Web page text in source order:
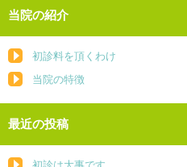
当院の紹介
初診料を頂くわけ
当院の特徴
最近の投稿